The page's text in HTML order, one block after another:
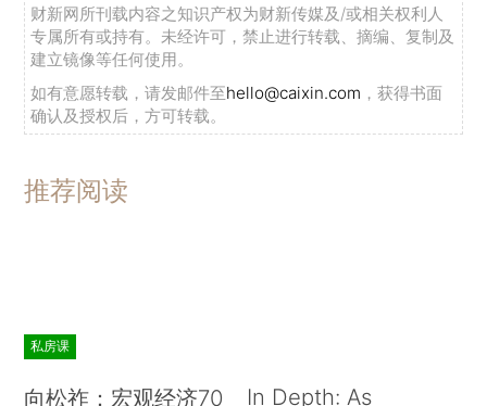
财新网所刊载内容之知识产权为财新传媒及/或相关权利人
专属所有或持有。未经许可，禁止进行转载、摘编、复制及
建立镜像等任何使用。
如有意愿转载，请发邮件至hello@caixin.com ，获得书面
确认及授权后，方可转载。
推荐阅读
私房课
向松祚：宏观经济70
In Depth: As